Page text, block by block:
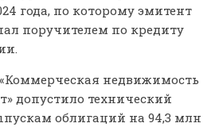
года, по которому эмитент
поручителем по кредиту
«Коммерческая недвижимость
допустило технический
облигаций на 94,3 млн